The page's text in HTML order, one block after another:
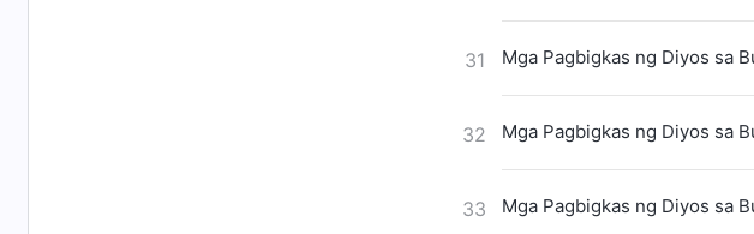
31 Mga Pagbigkas ng Diyos sa
32 Mga Pagbigkas ng Diyos sa
33 Mga Pagbigkas ng Diyos sa